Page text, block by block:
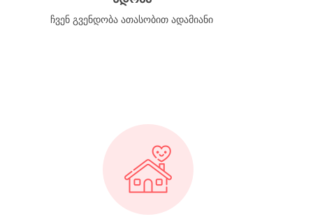
ჩვენ გვენდობა ათასობით ადამიანი